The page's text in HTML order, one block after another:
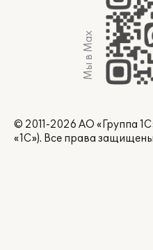
Мы в Max
© 2011-2026 АО «Группа
«1С»). Все права